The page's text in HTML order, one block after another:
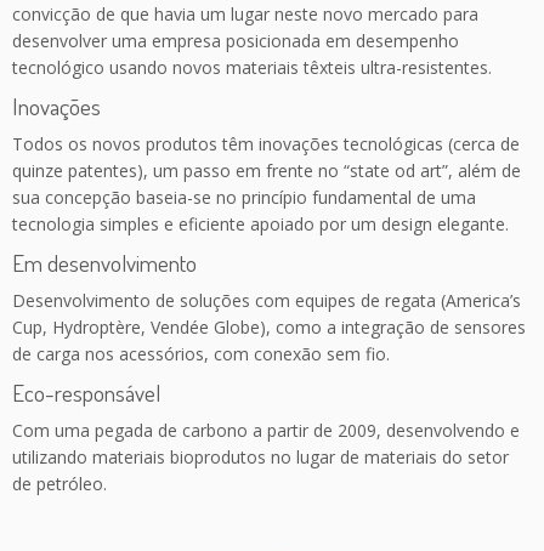
convicção de que havia um lugar neste novo mercado para
desenvolver uma empresa posicionada em desempenho
tecnológico usando novos materiais têxteis ultra-resistentes.
Inovações
Todos os novos produtos têm inovações tecnológicas (cerca de
quinze patentes), um passo em frente no “state od art”, além de
sua concepção baseia-se no princípio fundamental de uma
tecnologia simples e eficiente apoiado por um design elegante.
Em desenvolvimento
Desenvolvimento de soluções com equipes de regata (America’s
Cup, Hydroptère, Vendée Globe), como a integração de sensores
de carga nos acessórios, com conexão sem fio.
Eco-responsável
Com uma pegada de carbono a partir de 2009, desenvolvendo e
utilizando materiais bioprodutos no lugar de materiais do setor
de petróleo.